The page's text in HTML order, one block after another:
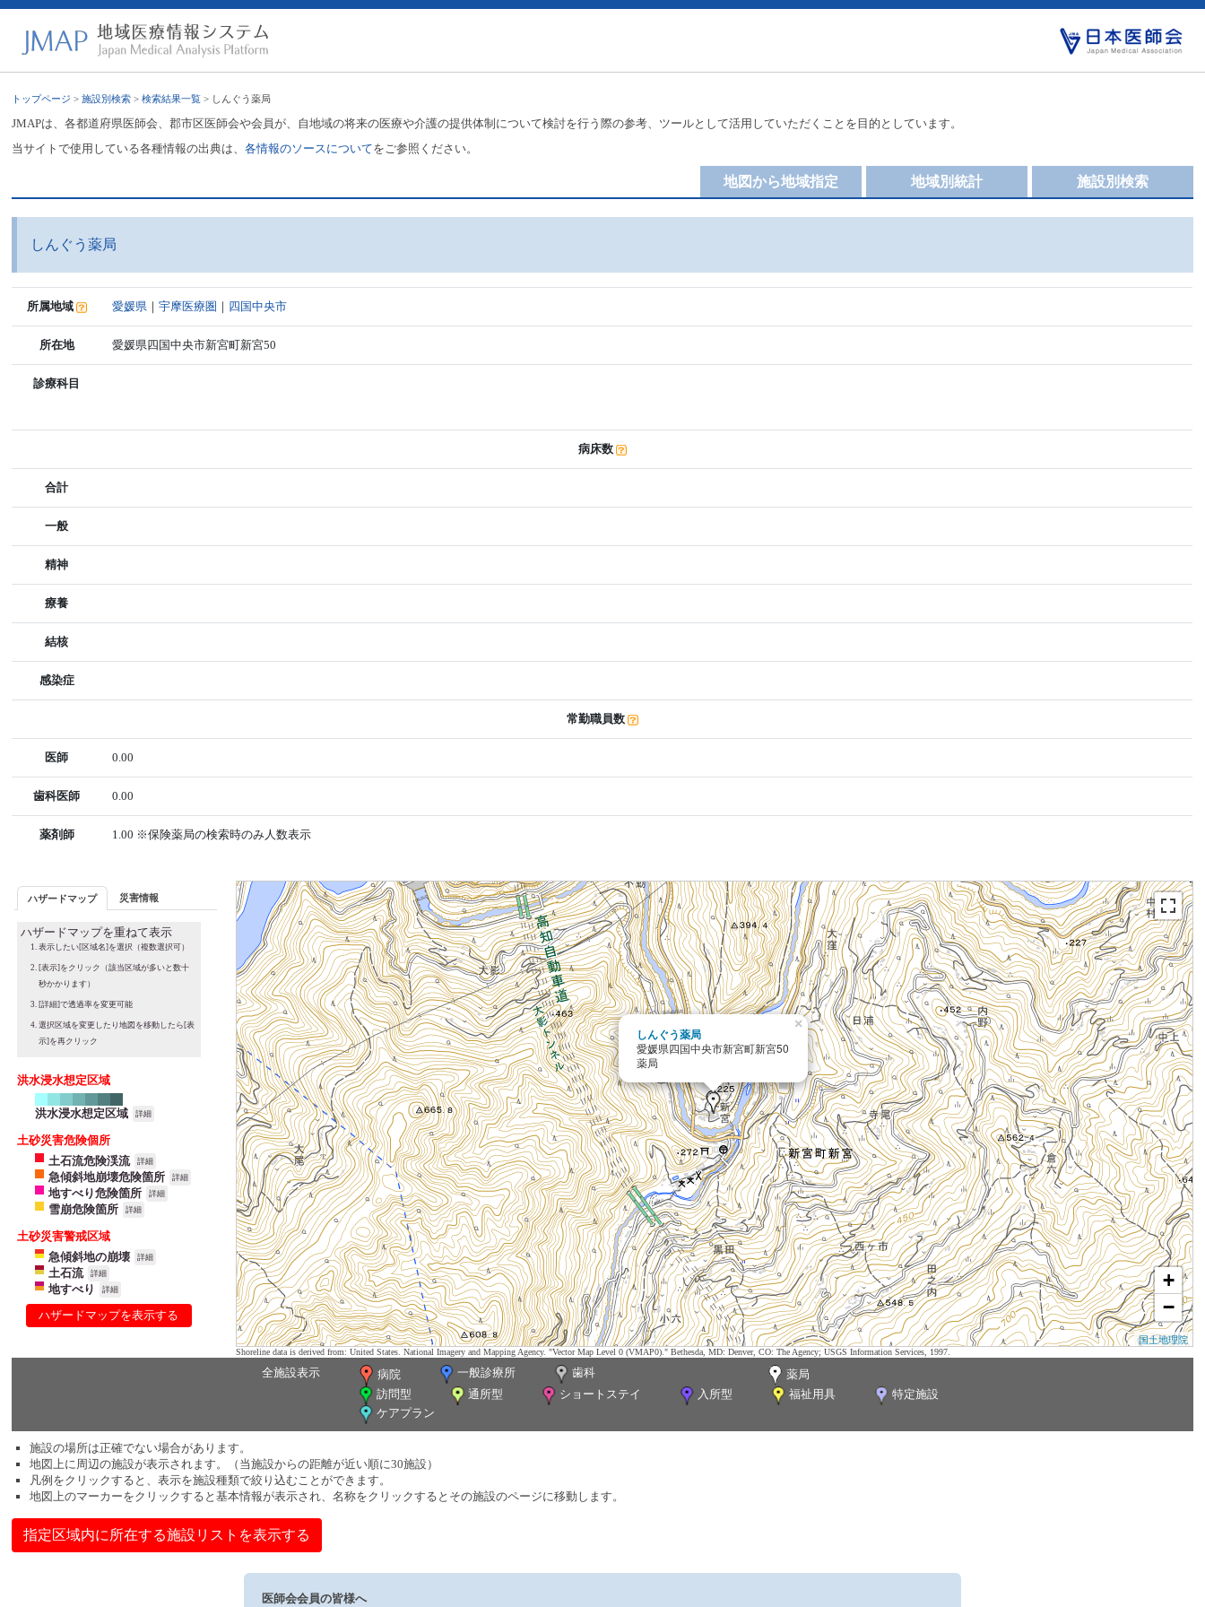
トップページ >施設別検索 >検索結果一覧 > しんぐう薬局
JMAPは、各都道府県医師会、郡市区医師会や会員が、自地域の将来の医療や介護の提供体制について検討を行う際の参考、ツールとして活用していただくことを目的としています。
当サイトで使用している各種情報の出典は、各情報のソースについてをご参照ください。
施設別検索
地域別統計
地図から地域指定
しんぐう薬局
所属地域 愛媛県 ｜宇摩医療圏 ｜ 四国中央市
所在地 愛媛県四国中央市新宮町新宮50
診療科目
病床数
合計
一般
精神
療養
結核
感染症
常勤職員数
医師 0.00
歯科医師 0.00
薬剤師 1.00 ※保険薬局の検索時のみ人数表示
ハザードマップ 災害情報
ハザードマップを重ねて表示
表示したい[区域名]を選択（複数選択可）
[表示]をクリック（該当区域が多いと数十
秒かかります）
[詳細]で透過率を変更可能
選択区域を変更したり地図を移動したら[表
示]を再クリック
洪水浸水想定区域
洪水浸水想定区域 詳細
土砂災害危険個所
土石流危険渓流
詳細
急傾斜地崩壊危険箇所 詳細
地すべり危険箇所 詳細
雪崩危険箇所 詳細
土砂災害警戒区域
急傾斜地の崩壊
詳細
土石流 詳細
地すべり 詳細
ハザードマップを表示する
しんぐう薬局
愛媛県四国中央市新宮町新宮50
薬局
×
+
−
国土地理院
Shoreline data is derived from: United States. National Imagery and Mapping Agency. "Vector Map Level 0 (VMAP0)." Bethesda, MD: Denver, CO: The Agency; USGS Information Services, 1997.
全施設表示 病院 一般診療所 歯科
薬局
訪問型
通所型 ショートステイ 入所型 福祉用具
特定施設
ケアプラン
施設の場所は正確でない場合があります。
地図上に周辺の施設が表示されます。（当施設からの距離が近い順に30施設）
凡例をクリックすると、表示を施設種類で絞り込むことができます。
地図上のマーカーをクリックすると基本情報が表示され、名称をクリックするとその施設のページに移動します。
指定区域内に所在する施設リストを表示する
医師会会員の皆様へ